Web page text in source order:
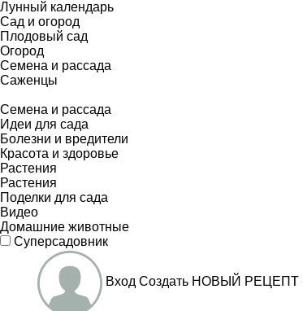
Лунный календарь
Сад и огород
Плодовый сад
Огород
Семена и рассада
Саженцы
Семена и рассада
Идеи для сада
Болезни и вредители
Красота и здоровье
Растения
Растения
Поделки для сада
Видео
Домашние животные
Суперсадовник
Вход Создать НОВЫЙ РЕЦЕПТ